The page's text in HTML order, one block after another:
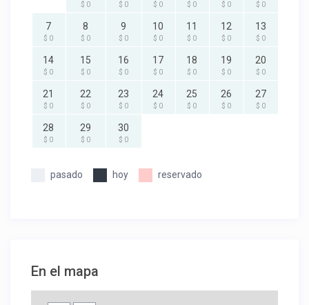
$ 0 $ 0 $ 0 $ 0 $ 0 $ 0
7
$ 0
8
$ 0
9
$ 0
10
$ 0
11
$ 0
12
$ 0
13
$ 0
14
$ 0
15
$ 0
16
$ 0
17
$ 0
18
$ 0
19
$ 0
20
$ 0
21
$ 0
22
$ 0
23
$ 0
24
$ 0
25
$ 0
26
$ 0
27
$ 0
28
$ 0
29
$ 0
30
$ 0
pasado hoy reservado
En el mapa